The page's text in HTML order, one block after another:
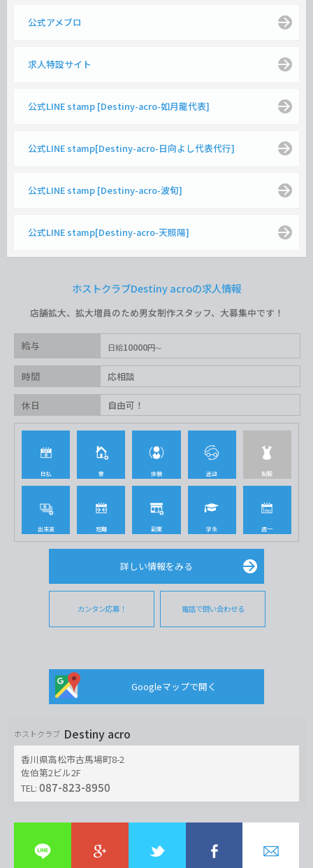
公式アメブロ
求人特設サイト
公式LINE stamp [Destiny-acro-如月龍代表]
公式LINE stamp[Destiny-acro-日向よし代表代行]
公式LINE stamp [Destiny-acro-波旬]
公式LINE stamp[Destiny-acro-天照陽]
ホストクラブDestiny acroの求人情報
店舗拡大、拡大増員のため男女制作スタッフ、大募集中です！
給与 日給10000円
時間 応相談
休日 自由可！
日払 寮 体験 送迎 制服
出来高 短期 副業 学生 週一
詳しい情報をみる
カンタン応募！ 電話で問い合わせる
Googleマップで開く
ホストクラブ Destiny acro
香川県高松市古馬場町8-2
佐伯第2ビル2F
TEL: 087-823-8950